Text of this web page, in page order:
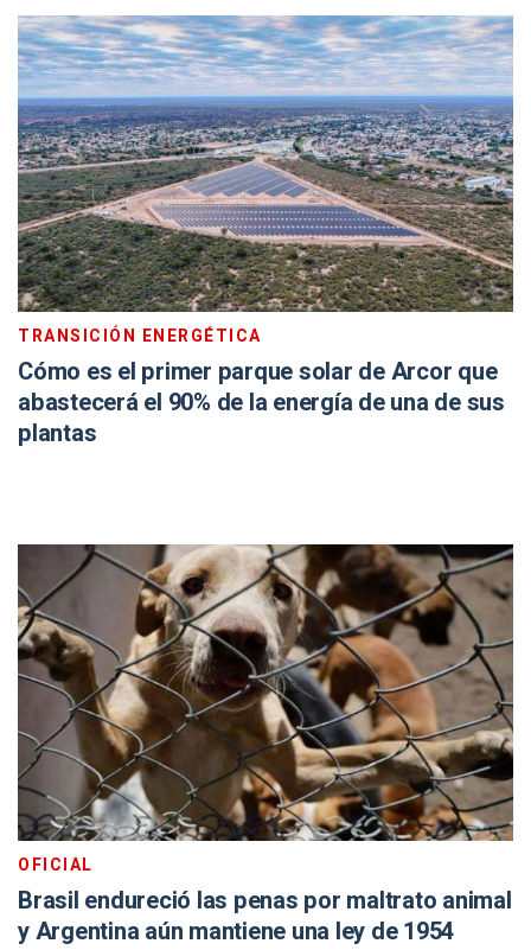
TRANSICIÓN ENERGÉTICA
Cómo es el primer parque solar de Arcor que
abastecerá el 90% de la energía de una de sus
plantas
OFICIAL
Brasil endureció las penas por maltrato animal
y Argentina aún mantiene una ley de 1954